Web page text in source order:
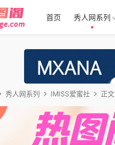
首页 秀人网系列
秀人网系列 IMISS爱蜜社 正文